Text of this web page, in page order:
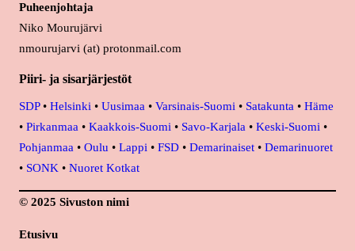
Puheenjohtaja
Niko Mourujärvi
nmourujarvi (at) protonmail.com
Piiri- ja sisarjärjestöt
SDP• Helsinki • Uusimaa • Varsinais-Suomi • Satakunta • Häme
• Pirkanmaa • Kaakkois-Suomi • Savo-Karjala • Keski-Suomi •
Pohjanmaa • Oulu • Lappi • FSD • Demarinaiset • Demarinuoret
• SONK • Nuoret Kotkat
© 2025 Sivuston nimi
Etusivu